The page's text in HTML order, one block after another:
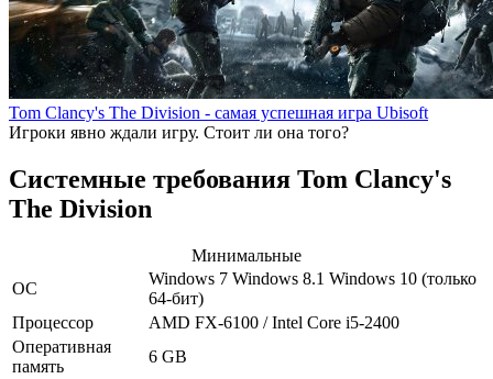
Tom Clancy's The Division - самая успешная игра Ubisoft
Игроки явно ждали игру. Стоит ли она того?
Системные требования Tom Clancy's
The Division
Минимальные
ОС
Windows 7 Windows 8.1 Windows 10 (только
64-бит)
Процессор
AMD FX-6100 / Intel Core i5-2400
Оперативная
память
6 GB